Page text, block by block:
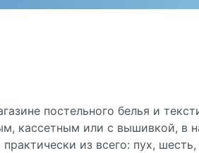
постельного белья и
кассетным или с вышивкой, в
практически из всего: пух,